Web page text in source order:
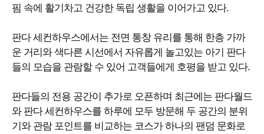
핌 속에 활기차고 건강한 독립 생활을 이어가고 있다.
판다 세컨하우스에서는 전면 통창 유리를 통해 한층 가까
운 거리와 색다른 시선에서 자유롭게 놀고있는 아기 판다
들의 모습을 관람할 수 있어 고객들에게 호평을 받고 있다.
판다들의 전용 공간이 추가로 오픈하며 최근에는 판다월드
와 판다 세컨하우스를 하루에 모두 방문해 두 공간의 분위
기와 관람 포인트를 비교하는 코스가 하나의 팬덤 문화로